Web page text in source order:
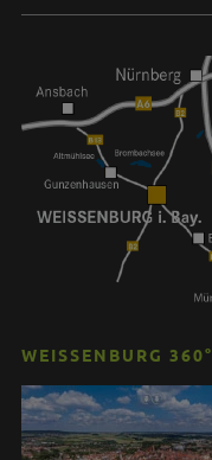
WEISSENBURG 360°